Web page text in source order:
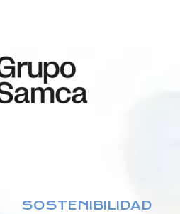
SOSTENIBILIDAD